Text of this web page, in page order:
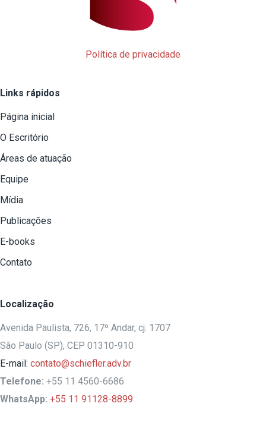
Política de privacidade
Links rápidos
Página inicial
O Escritório
Áreas de atuação
Equipe
Mídia
Publicações
E-books
Contato
Localização
Avenida Paulista, 726, 17º Andar, cj. 1707
São Paulo (SP), CEP 01310-910
E-mail: contato@schiefler.adv.br
Telefone: +55 11 4560-6686
WhatsApp: +55 11 91128-8899